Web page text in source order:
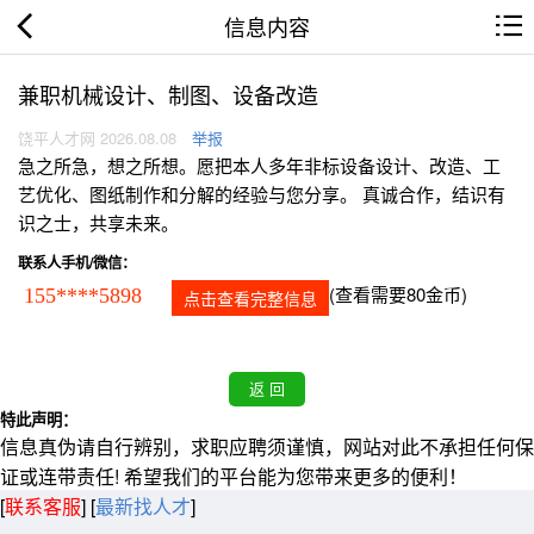
信息内容
兼职机械设计、制图、设备改造
饶平人才网 2026.08.08 举报
急之所急，想之所想。愿把本人多年非标设备设计、改造、工
艺优化、图纸制作和分解的经验与您分享。 真诚合作，结识有
识之士，共享未来。
联系人手机/微信：
155****5898 点击查看完整信息 (查看需要80金币)
特此声明：
信息真伪请自行辨别，求职应聘须谨慎，网站对此不承担任何保
证或连带责任! 希望我们的平台能为您带来更多的便利！
[联系客服] [最新找人才]